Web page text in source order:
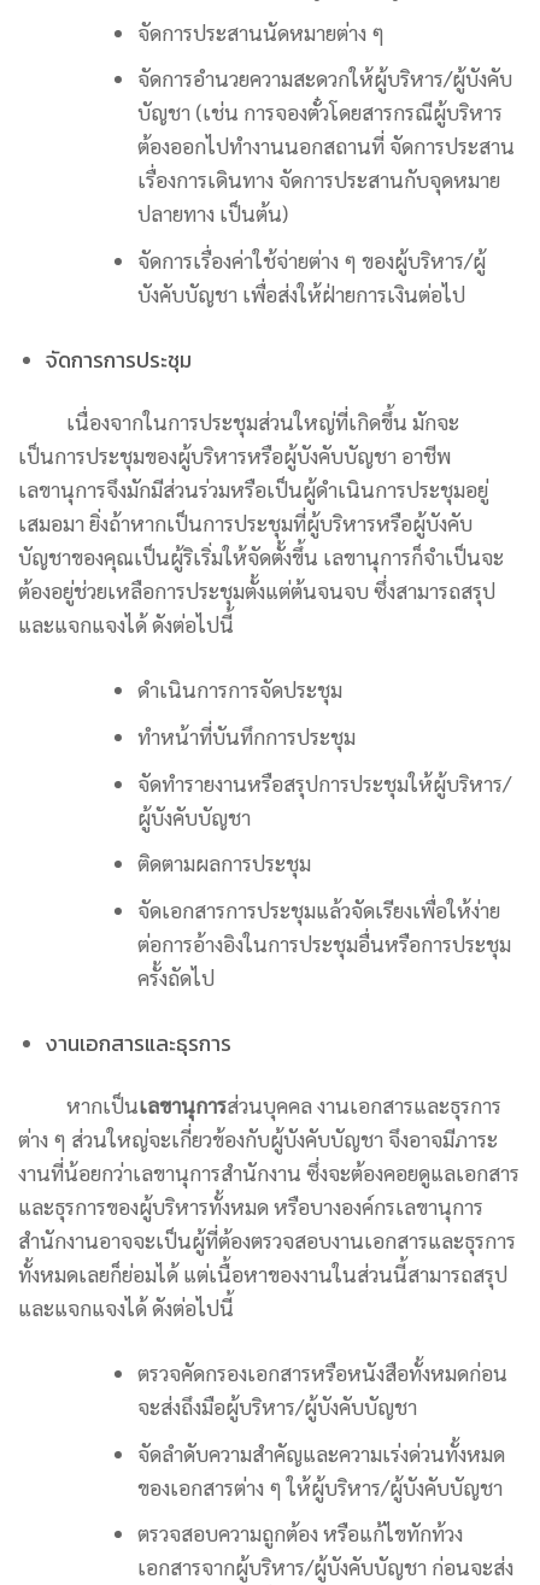
จัดการประสานนัดหมายต่าง ๆ
จัดการอำนวยความสะดวกให้ผู้บริหาร/ผู้บังคับ
บัญชา (เช่น การจองตั๋วโดยสารกรณีผู้บริหาร
ต้องออกไปทำงานนอกสถานที่ จัดการประสาน
เรื่องการเดินทาง จัดการประสานกับจุดหมาย
ปลายทาง เป็นต้น)
จัดการเรื่องค่าใช้จ่ายต่าง ๆ ของผู้บริหาร/ผู้
บังคับบัญชา เพื่อส่งให้ฝ่ายการเงินต่อไป
จัดการการประชุม
เนื่องจากในการประชุมส่วนใหญ่ที่เกิดขึ้น มักจะ
เป็นการประชุมของผู้บริหารหรือผู้บังคับบัญชา อาชีพ
เลขานุการจึงมักมีส่วนร่วมหรือเป็นผู้ดำเนินการประชุมอยู่
เสมอมา ยิ่งถ้าหากเป็นการประชุมที่ผู้บริหารหรือผู้บังคับ
บัญชาของคุณเป็นผู้ริเริ่มให้จัดตั้งขึ้น เลขานุการก็จำเป็นจะ
ต้องอยู่ช่วยเหลือการประชุมตั้งแต่ต้นจนจบ ซึ่งสามารถสรุป
และแจกแจงได้ ดังต่อไปนี้
ดำเนินการการจัดประชุม
ทำหน้าที่บันทึกการประชุม
จัดทำรายงานหรือสรุปการประชุมให้ผู้บริหาร/
ผู้บังคับบัญชา
ติดตามผลการประชุม
จัดเอกสารการประชุมแล้วจัดเรียงเพื่อให้ง่าย
ต่อการอ้างอิงในการประชุมอื่นหรือการประชุม
ครั้งถัดไป
งานเอกสารและธุรการ
หากเป็นเลขานุการส่วนบุคคล งานเอกสารและธุรการ
ต่าง ๆ ส่วนใหญ่จะเกี่ยวข้องกับผู้บังคับบัญชา จึงอาจมีภาระ
งานที่น้อยกว่าเลขานุการสำนักงาน ซึ่งจะต้องคอยดูแลเอกสาร
และธุรการของผู้บริหารทั้งหมด หรือบางองค์กรเลขานุการ
สำนักงานอาจจะเป็นผู้ที่ต้องตรวจสอบงานเอกสารและธุรการ
ทั้งหมดเลยก็ย่อมได้ แต่เนื้อหาของงานในส่วนนี้สามารถสรุป
และแจกแจงได้ ดังต่อไปนี้
ตรวจคัดกรองเอกสารหรือหนังสือทั้งหมดก่อน
จะส่งถึงมือผู้บริหาร/ผู้บังคับบัญชา
จัดลำดับความสำคัญและความเร่งด่วนทั้งหมด
ของเอกสารต่าง ๆ ให้ผู้บริหาร/ผู้บังคับบัญชา
ตรวจสอบความถูกต้อง หรือแก้ไขทักท้วง
เอกสารจากผู้บริหาร/ผู้บังคับบัญชา ก่อนจะส่ง